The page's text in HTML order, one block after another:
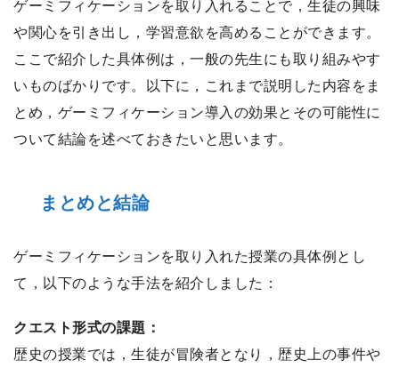
ゲーミフィケーションを取り入れることで，生徒の興味
や関心を引き出し，学習意欲を高めることができます。
ここで紹介した具体例は，一般の先生にも取り組みやす
いものばかりです。以下に，これまで説明した内容をま
とめ，ゲーミフィケーション導入の効果とその可能性に
ついて結論を述べておきたいと思います。
まとめと結論
ゲーミフィケーションを取り入れた授業の具体例とし
て，以下のような手法を紹介しました：
クエスト形式の課題：
歴史の授業では，生徒が冒険者となり，歴史上の事件や